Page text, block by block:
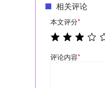
相关评论
本文评分*
评论内容*